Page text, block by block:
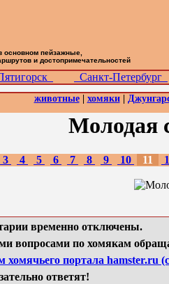
Санкт-Петербург
животные| хомяки|
Молодая
3 4 5 6 7 8 9 10 11
временно отключены.
вопросами по хомякам
хомячьего портала hamster.ru
ответят!
основном пейзажные,
и достопримечательностей